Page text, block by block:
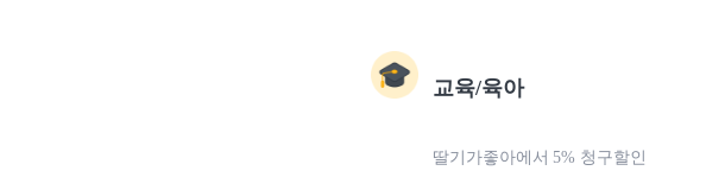
교육/육아
딸기가좋아에서 5% 청구할인